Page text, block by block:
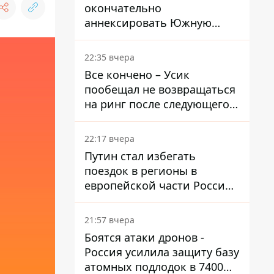
окончательно
аннексировать Южную
Осетию – страны НАТО
обеспокоены
22:35 вчера
Все кончено – Усик
пообещал не возвращаться
на ринг после следующего
боя
22:17 вчера
Путин стал избегать
поездок в регионы в
европейской части России,
куда регулярно долетают
дроны
21:57 вчера
Боятся атаки дронов -
Россия усилила защиту базу
атомных подлодок в 7400